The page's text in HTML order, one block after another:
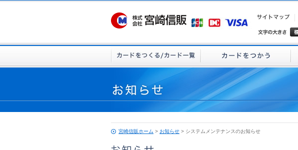
宮崎信販ホーム > お知らせ > システムメンテナンスのお知らせ